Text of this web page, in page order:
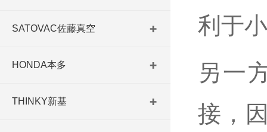
利于
另一
接，
SATOVAC佐藤真空
HONDA本多
THINKY新基